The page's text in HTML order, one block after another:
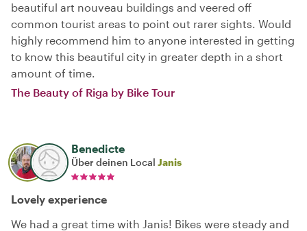
beautiful art nouveau buildings and veered off
common tourist areas to point out rarer sights. Would
highly recommend him to anyone interested in getting
to know this beautiful city in greater depth in a short
amount of time.
The Beauty of Riga by Bike Tour
Benedicte
Über deinen Local Janis
Lovely experience
We had a great time with Janis! Bikes were steady and